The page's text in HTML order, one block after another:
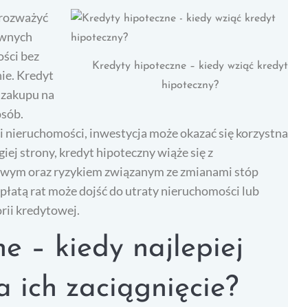
Kredyty hipoteczne – kiedy wziąć kredyt
hipoteczny?
bez
Kredyt
na
inwestycja może okazać się korzystna
strony, kredyt hipoteczny wiąże się z
oraz ryzykiem związanym ze zmianami stóp
rat może dojść do utraty nieruchomości lub
kredytowej.
– kiedy najlepiej
ich zaciągnięcie?